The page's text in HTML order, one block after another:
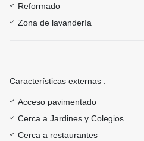
Reformado
Zona de lavandería
Características externas :
Acceso pavimentado
Cerca a Jardines y Colegios
Cerca a restaurantes